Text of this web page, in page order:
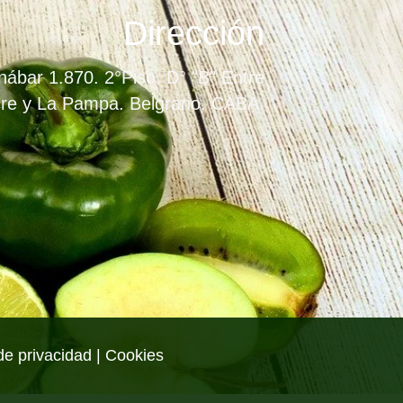
Dirección
1.870. 2°Piso. D° "B" Entre
y La Pampa. Belgrano. CABA.
privacidad | Cookies